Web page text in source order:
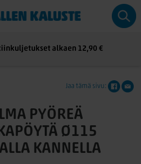
alkaen 12,90 €
Jaa tämä sivu:
PYÖREÄ
Ø115
KANNELLA